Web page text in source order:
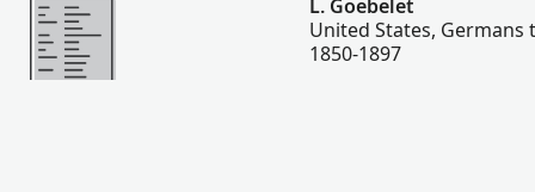
L. Goebelet
United States, Germans
1850-1897